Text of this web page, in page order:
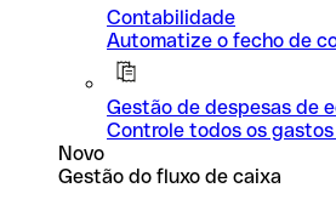
Contabilidade
Automatize o fecho de
Gestão de despesas de
Controle todos os
Novo
Gestão do fluxo de caixa